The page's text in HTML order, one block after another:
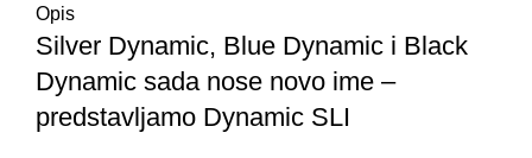
Opis
Silver Dynamic, Blue Dynamic i Black
Dynamic sada nose novo ime –
predstavljamo Dynamic SLI